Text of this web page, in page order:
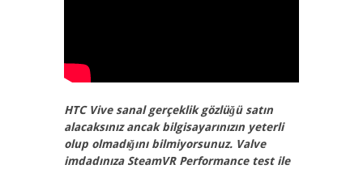
HTC Vive sanal gerçeklik gözlüğü satın
alacaksınız ancak bilgisayarınızın yeterli
olup olmadığını bilmiyorsunuz. Valve
imdadınıza SteamVR Performance test ile